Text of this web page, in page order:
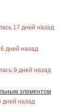
17 дней назад
6 дней назад
9 дней назад
элементом
дней назад